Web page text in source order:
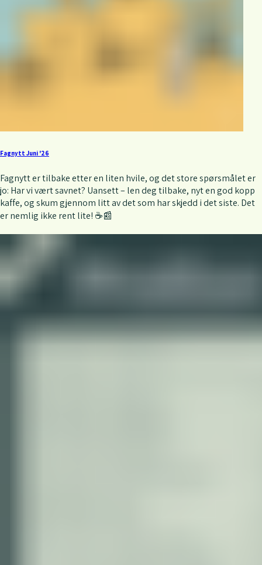
Fagnytt Juni '26
Fagnytt er tilbake etter en liten hvile, og det store spørsmålet er
jo: Har vi vært savnet? Uansett – len deg tilbake, nyt en god kopp
kaffe, og skum gjennom litt av det som har skjedd i det siste. Det
er nemlig ikke rent lite! ☕📰